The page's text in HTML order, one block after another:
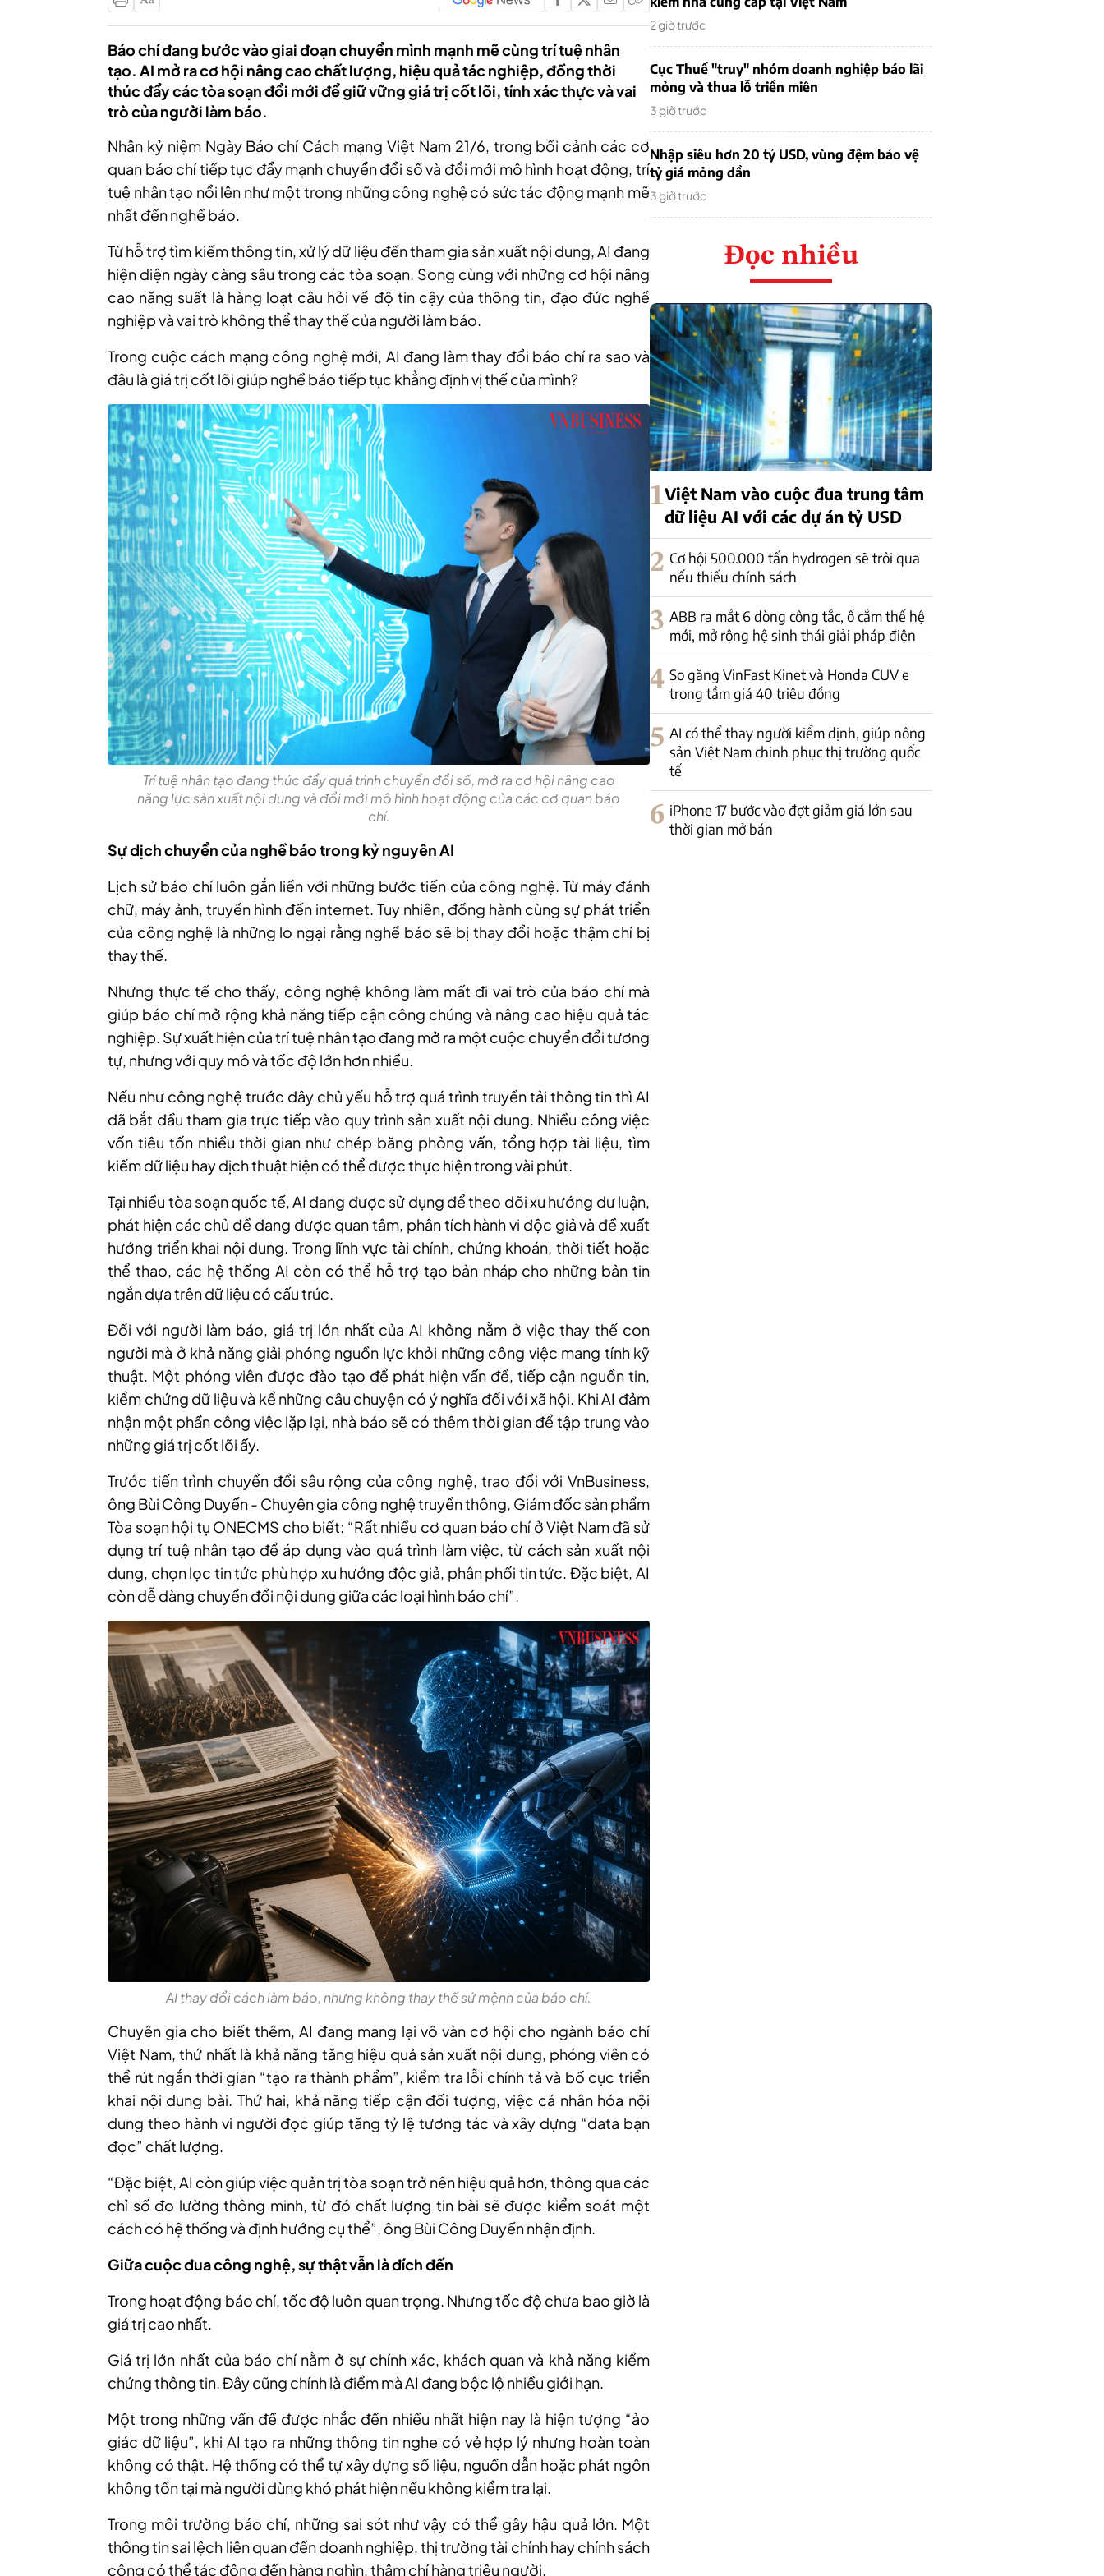
Báo chí đang bước vào giai đoạn chuyển mình mạnh mẽ cùng trí tuệ nhân
tạo. AI mở ra cơ hội nâng cao chất lượng, hiệu quả tác nghiệp, đồng thời
thúc đẩy các tòa soạn đổi mới để giữ vững giá trị cốt lõi, tính xác thực và vai
trò của người làm báo.
Nhân kỷ niệm Ngày Báo chí Cách mạng Việt Nam 21/6, trong bối cảnh các cơ
quan báo chí tiếp tục đẩy mạnh chuyển đổi số và đổi mới mô hình hoạt động, trí
tuệ nhân tạo nổi lên như một trong những công nghệ có sức tác động mạnh mẽ
nhất đến nghề báo.
Từ hỗ trợ tìm kiếm thông tin, xử lý dữ liệu đến tham gia sản xuất nội dung, AI đang
hiện diện ngày càng sâu trong các tòa soạn. Song cùng với những cơ hội nâng
cao năng suất là hàng loạt câu hỏi về độ tin cậy của thông tin, đạo đức nghề
nghiệp và vai trò không thể thay thế của người làm báo.
Trong cuộc cách mạng công nghệ mới, AI đang làm thay đổi báo chí ra sao và
đâu là giá trị cốt lõi giúp nghề báo tiếp tục khẳng định vị thế của mình?
Trí tuệ nhân tạo đang thúc đẩy quá trình chuyển đổi số, mở ra cơ hội nâng cao
năng lực sản xuất nội dung và đổi mới mô hình hoạt động của các cơ quan báo
chí.
Sự dịch chuyển của nghề báo trong kỷ nguyên AI
Lịch sử báo chí luôn gắn liền với những bước tiến của công nghệ. Từ máy đánh
chữ, máy ảnh, truyền hình đến internet. Tuy nhiên, đồng hành cùng sự phát triển
của công nghệ là những lo ngại rằng nghề báo sẽ bị thay đổi hoặc thậm chí bị
thay thế.
Nhưng thực tế cho thấy, công nghệ không làm mất đi vai trò của báo chí mà
giúp báo chí mở rộng khả năng tiếp cận công chúng và nâng cao hiệu quả tác
nghiệp. Sự xuất hiện của trí tuệ nhân tạo đang mở ra một cuộc chuyển đổi tương
tự, nhưng với quy mô và tốc độ lớn hơn nhiều.
Nếu như công nghệ trước đây chủ yếu hỗ trợ quá trình truyền tải thông tin thì AI
đã bắt đầu tham gia trực tiếp vào quy trình sản xuất nội dung. Nhiều công việc
vốn tiêu tốn nhiều thời gian như chép băng phỏng vấn, tổng hợp tài liệu, tìm
kiếm dữ liệu hay dịch thuật hiện có thể được thực hiện trong vài phút.
Tại nhiều tòa soạn quốc tế, AI đang được sử dụng để theo dõi xu hướng dư luận,
phát hiện các chủ đề đang được quan tâm, phân tích hành vi độc giả và đề xuất
hướng triển khai nội dung. Trong lĩnh vực tài chính, chứng khoán, thời tiết hoặc
thể thao, các hệ thống AI còn có thể hỗ trợ tạo bản nháp cho những bản tin
ngắn dựa trên dữ liệu có cấu trúc.
Đối với người làm báo, giá trị lớn nhất của AI không nằm ở việc thay thế con
người mà ở khả năng giải phóng nguồn lực khỏi những công việc mang tính kỹ
thuật. Một phóng viên được đào tạo để phát hiện vấn đề, tiếp cận nguồn tin,
kiểm chứng dữ liệu và kể những câu chuyện có ý nghĩa đối với xã hội. Khi AI đảm
nhận một phần công việc lặp lại, nhà báo sẽ có thêm thời gian để tập trung vào
những giá trị cốt lõi ấy.
Trước tiến trình chuyển đổi sâu rộng của công nghệ, trao đổi với VnBusiness,
ông Bùi Công Duyến - Chuyên gia công nghệ truyền thông, Giám đốc sản phẩm
Tòa soạn hội tụ ONECMS cho biết: “Rất nhiều cơ quan báo chí ở Việt Nam đã sử
dụng trí tuệ nhân tạo để áp dụng vào quá trình làm việc, từ cách sản xuất nội
dung, chọn lọc tin tức phù hợp xu hướng độc giả, phân phối tin tức. Đặc biệt, AI
còn dễ dàng chuyển đổi nội dung giữa các loại hình báo chí”.
AI thay đổi cách làm báo, nhưng không thay thế sứ mệnh của báo chí.
Chuyên gia cho biết thêm, AI đang mang lại vô vàn cơ hội cho ngành báo chí
Việt Nam, thứ nhất là khả năng tăng hiệu quả sản xuất nội dung, phóng viên có
thể rút ngắn thời gian “tạo ra thành phẩm”, kiểm tra lỗi chính tả và bố cục triển
khai nội dung bài. Thứ hai, khả năng tiếp cận đối tượng, việc cá nhân hóa nội
dung theo hành vi người đọc giúp tăng tỷ lệ tương tác và xây dựng “data bạn
đọc” chất lượng.
“Đặc biệt, AI còn giúp việc quản trị tòa soạn trở nên hiệu quả hơn, thông qua các
chỉ số đo lường thông minh, từ đó chất lượng tin bài sẽ được kiểm soát một
cách có hệ thống và định hướng cụ thể”, ông Bùi Công Duyến nhận định.
Giữa cuộc đua công nghệ, sự thật vẫn là đích đến
Trong hoạt động báo chí, tốc độ luôn quan trọng. Nhưng tốc độ chưa bao giờ là
giá trị cao nhất.
Giá trị lớn nhất của báo chí nằm ở sự chính xác, khách quan và khả năng kiểm
chứng thông tin. Đây cũng chính là điểm mà AI đang bộc lộ nhiều giới hạn.
Một trong những vấn đề được nhắc đến nhiều nhất hiện nay là hiện tượng “ảo
giác dữ liệu”, khi AI tạo ra những thông tin nghe có vẻ hợp lý nhưng hoàn toàn
không có thật. Hệ thống có thể tự xây dựng số liệu, nguồn dẫn hoặc phát ngôn
không tồn tại mà người dùng khó phát hiện nếu không kiểm tra lại.
Trong môi trường báo chí, những sai sót như vậy có thể gây hậu quả lớn. Một
thông tin sai lệch liên quan đến doanh nghiệp, thị trường tài chính hay chính sách
công có thể tác động đến hàng nghìn, thậm chí hàng triệu người.
2 giờ trước
Cục Thuế "truy" nhóm doanh nghiệp báo lãi
mỏng và thua lỗ triền miên
3 giờ trước
Nhập siêu hơn 20 tỷ USD, vùng đệm bảo vệ
tỷ giá mỏng dần
3 giờ trước
Đọc nhiều
1Việt Nam vào cuộc đua trung tâm
dữ liệu AI với các dự án tỷ USD
2 Cơ hội 500.000 tấn hydrogen sẽ trôi qua
nếu thiếu chính sách
3 ABB ra mắt 6 dòng công tắc, ổ cắm thế hệ
mới, mở rộng hệ sinh thái giải pháp điện
4 So găng VinFast Kinet và Honda CUV e
trong tầm giá 40 triệu đồng
5 AI có thể thay người kiểm định, giúp nông
sản Việt Nam chinh phục thị trường quốc
tế
6 iPhone 17 bước vào đợt giảm giá lớn sau
thời gian mở bán